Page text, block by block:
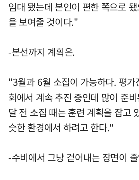
임대 됐는데 본인이 편한 쪽으로
을 보여줄 것이다."
-본선까지 계획은.
"3월과 6월 소집이 가능하다. 평가
회에서 계속 추진 중인데 많이 준
달 전 소집 때는 훈련 계획을 잡고
슷한 환경에서 하려고 한다."
-수비에서 그냥 걷어내는 장면이